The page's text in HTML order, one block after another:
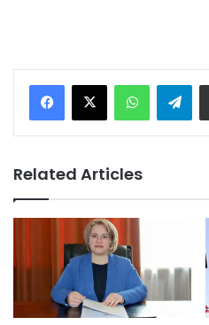
Telegram
Related Articles